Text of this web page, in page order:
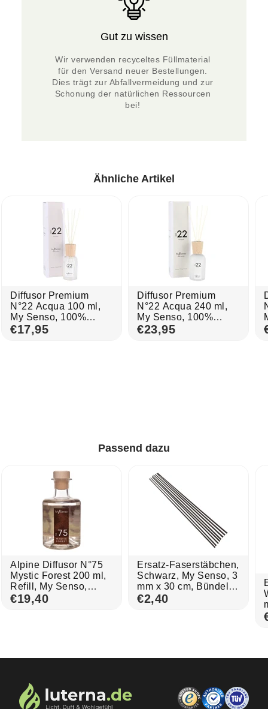
Gut zu wissen
Wir verwenden recyceltes Füllmaterial
für den Versand neuer Bestellungen.
Dies trägt zur Abfallvermeidung und zur
Schonung der natürlichen Ressourcen
bei!
Ähnliche Artikel
Diffusor Premium
N°22 Acqua 100 ml,
My Senso, 100%
natürlich, inkl. 5
Duftstäbchen
€17,95
Diffusor Premium
N°22 Acqua 240 ml,
My Senso, 100%
natürlich, inkl. 8
Duftstäbchen
€23,95
Passend dazu
Alpine Diffusor N°75
Mystic Forest 200 ml,
Refill, My Senso,
100% natürlich
€19,40
Ersatz-Faserstäbchen,
Schwarz, My Senso, 3
mm x 30 cm, Bündel
mit 8 Stück, für
Raumduft, Diffuser,
€2,40